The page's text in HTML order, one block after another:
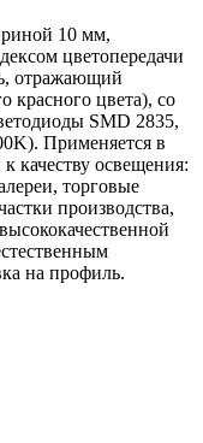
10 мм,
цветопередачи
отражающий
красного цвета), со
SMD 2835,
Применяется в
качеству освещения:
торговые
производства,
на профиль.